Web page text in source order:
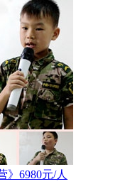
》6980元/人